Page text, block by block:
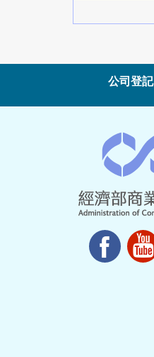
公司登記